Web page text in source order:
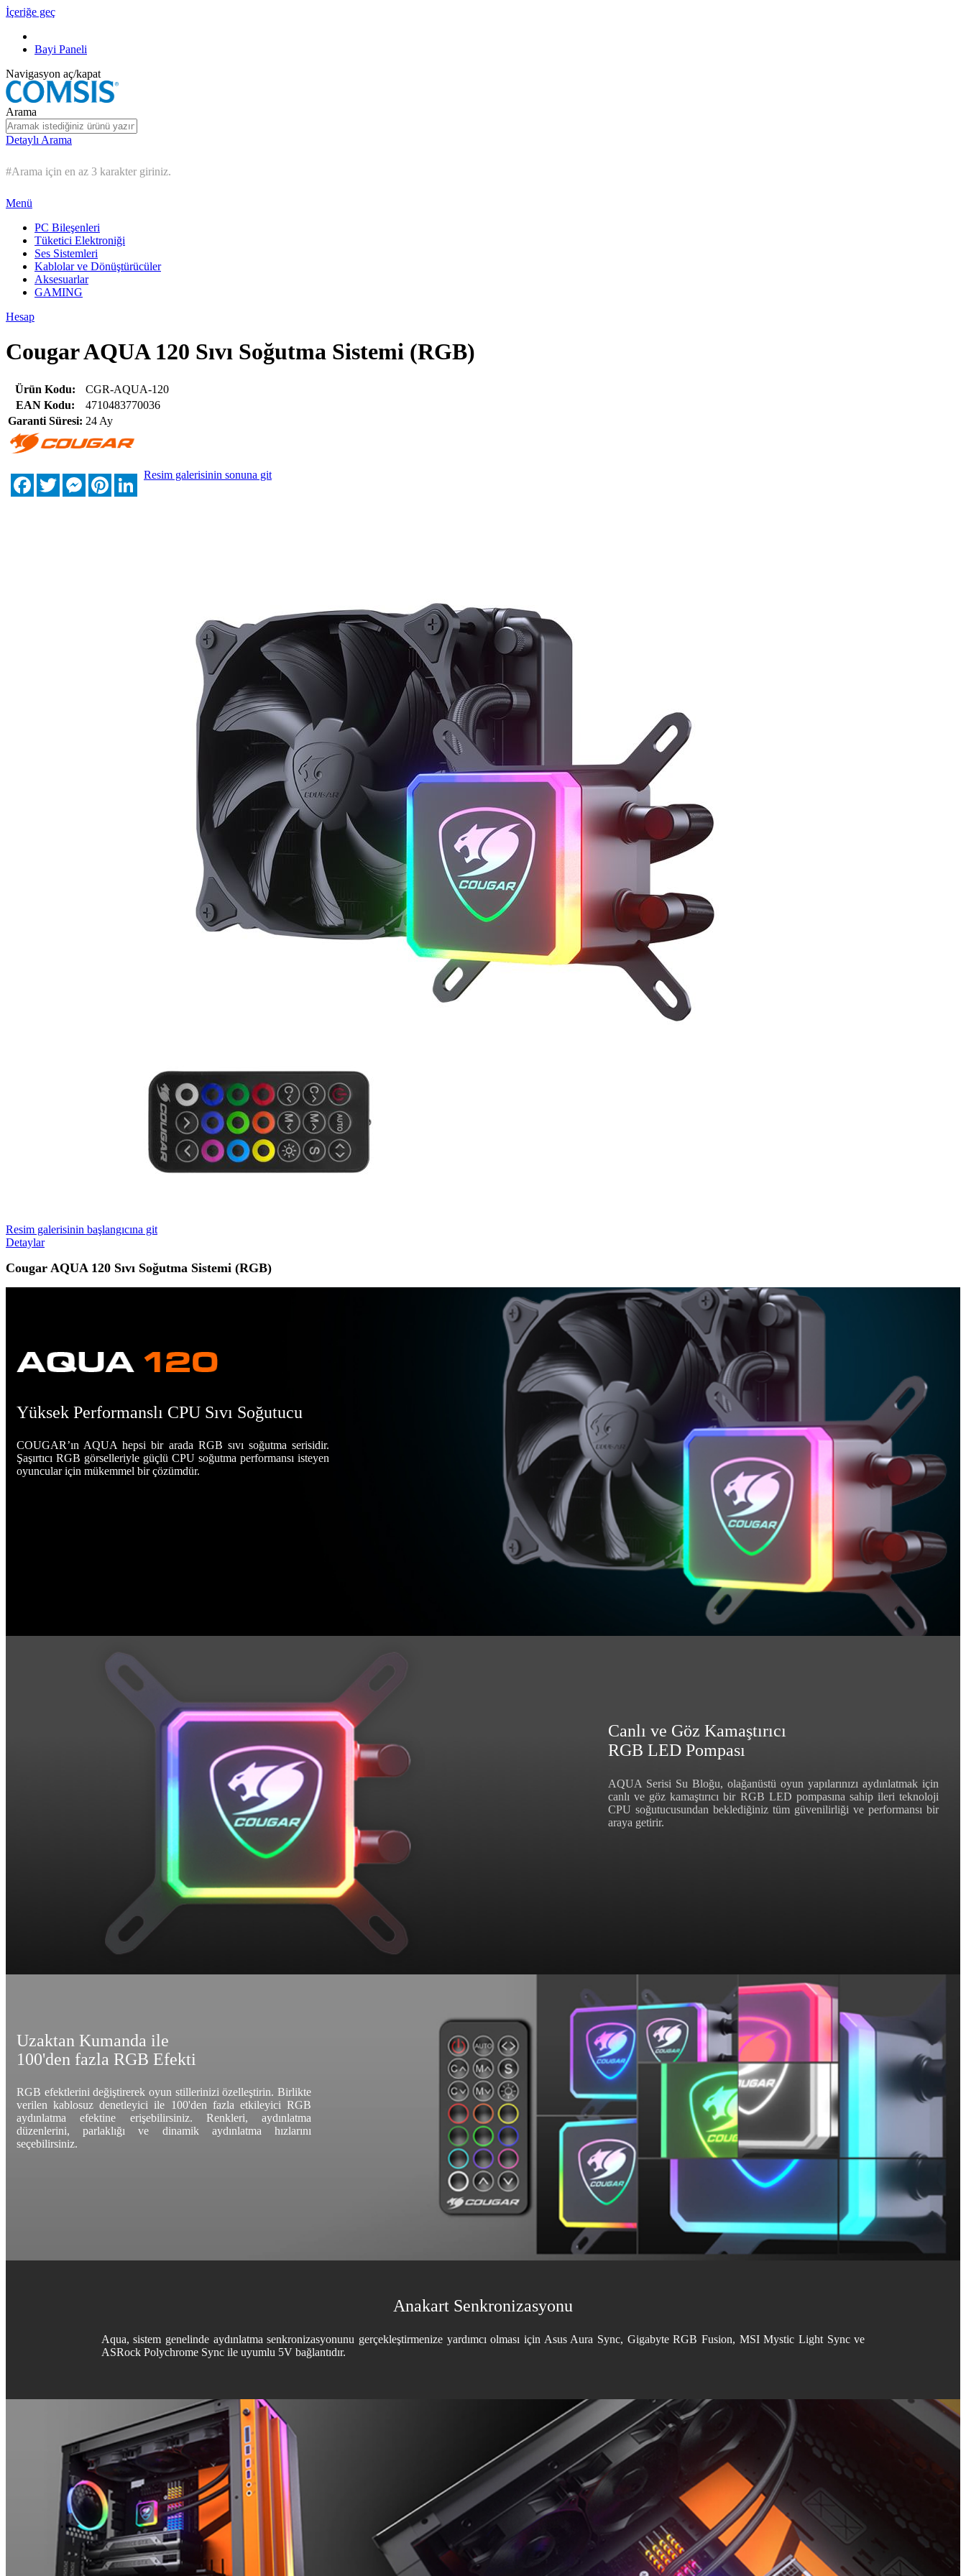
İçeriğe geç
Bayi Paneli
Navigasyon aç/kapat
Arama
Detaylı Arama
#Arama için en az 3 karakter giriniz.
Menü
PC Bileşenleri
Tüketici Elektroniği
Ses Sistemleri
Kablolar ve Dönüştürücüler
Aksesuarlar
GAMING
Hesap
Cougar AQUA 120 Sıvı Soğutma Sistemi (RGB)
Ürün Kodu:
CGR-AQUA-120
EAN Kodu:
4710483770036
Garanti Süresi: 24 Ay
FacebookTwitterMessengerPinterestLinkedIn
Resim galerisinin sonuna git
Resim galerisinin başlangıcına git
Detaylar
Cougar AQUA 120 Sıvı Soğutma Sistemi (RGB)
Yüksek Performanslı CPU Sıvı Soğutucu
COUGAR’ın AQUA hepsi bir arada RGB sıvı soğutma serisidir.
Şaşırtıcı RGB görselleriyle güçlü CPU soğutma performansı isteyen
oyuncular için mükemmel bir çözümdür.
Canlı ve Göz Kamaştırıcı
RGB LED Pompası
AQUA Serisi Su Bloğu, olağanüstü oyun yapılarınızı aydınlatmak için
canlı ve göz kamaştırıcı bir RGB LED pompasına sahip ileri teknoloji
CPU soğutucusundan beklediğiniz tüm güvenilirliği ve performansı bir
araya getirir.
Uzaktan Kumanda ile
100'den fazla RGB Efekti
RGB efektlerini değiştirerek oyun stillerinizi özelleştirin. Birlikte
verilen kablosuz denetleyici ile 100'den fazla etkileyici RGB
aydınlatma efektine erişebilirsiniz. Renkleri, aydınlatma
düzenlerini, parlaklığı ve dinamik aydınlatma hızlarını
seçebilirsiniz.
Anakart Senkronizasyonu
Aqua, sistem genelinde aydınlatma senkronizasyonunu gerçekleştirmenize yardımcı olması için Asus Aura Sync, Gigabyte RGB Fusion, MSI Mystic Light Sync ve
ASRock Polychrome Sync ile uyumlu 5V bağlantıdır.